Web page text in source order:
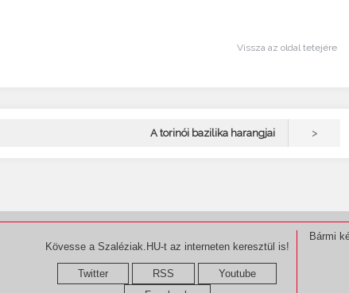
Vissza az oldal tetejére
A torinói bazilika harangjai >
Kövesse a Szaléziak.HU-t az interneten keresztül is!
Twitter RSS
Youtube
Bármi